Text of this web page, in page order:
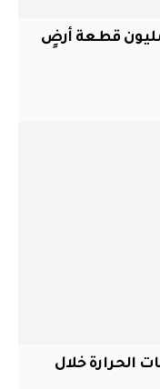
قطعة أرضٍ
الحرارة خلال